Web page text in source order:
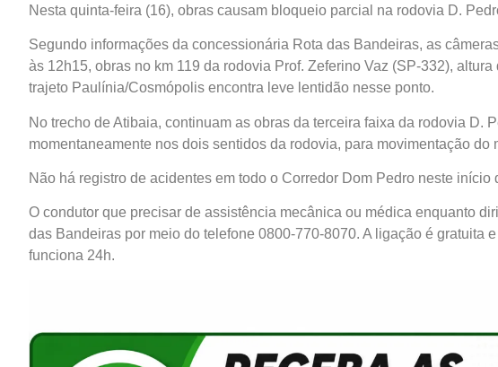
Nesta quinta-feira (16), obras causam bloqueio parcial na rodovia D.
Segundo informações da concessionária Rota das Bandeiras, as
às 12h15, obras no km 119 da rodovia Prof. Zeferino Vaz (SP-332),
trajeto Paulínia/Cosmópolis encontra leve lentidão nesse ponto.
No trecho de Atibaia, continuam as obras da terceira faixa da rodovia D.
momentaneamente nos dois sentidos da rodovia, para movimentação do
Não há registro de acidentes em todo o Corredor Dom Pedro neste início
O condutor que precisar de assistência mecânica ou médica enquanto
das Bandeiras por meio do telefone 0800-770-8070. A ligação é gratuita
funciona 24h.